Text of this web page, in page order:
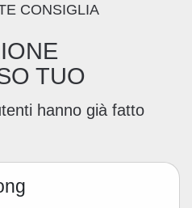
CONSIGLIA
TUO
hanno già fatto